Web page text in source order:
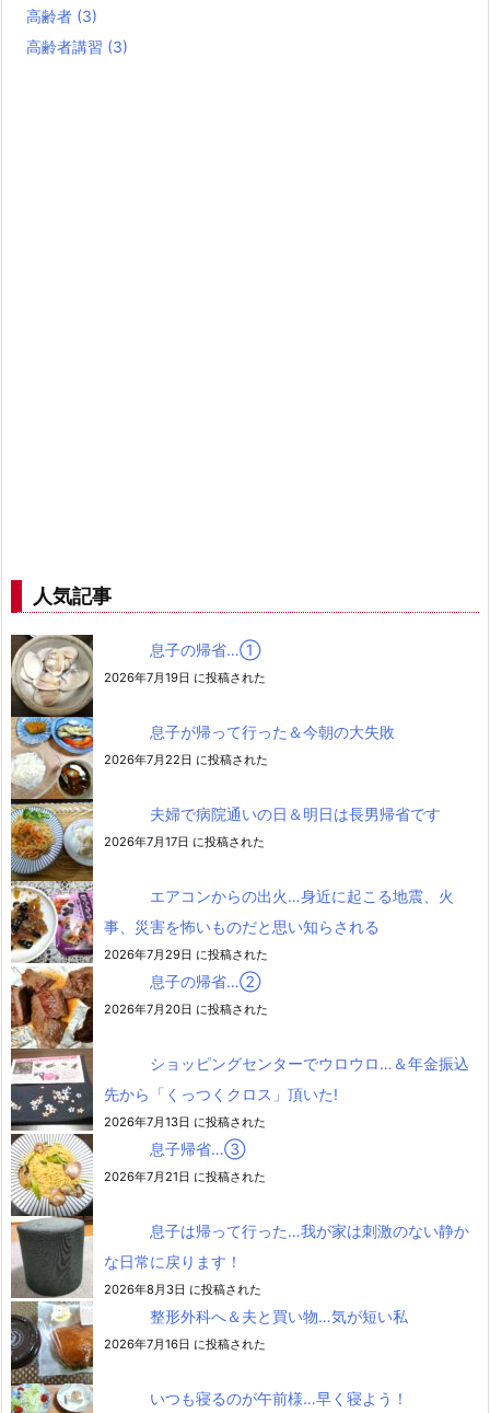
高齢者 (3)
高齢者講習 (3)
人気記事
息子の帰省…➀
2026年7月19日 に投稿された
息子が帰って行った＆今朝の大失敗
2026年7月22日 に投稿された
夫婦で病院通いの日＆明日は長男帰省です
2026年7月17日 に投稿された
エアコンからの出火…身近に起こる地震、火
事、災害を怖いものだと思い知らされる
2026年7月29日 に投稿された
息子の帰省…②
2026年7月20日 に投稿された
ショッピングセンターでウロウロ…＆年金振込
先から「くっつくクロス」頂いた!
2026年7月13日 に投稿された
息子帰省…③
2026年7月21日 に投稿された
息子は帰って行った…我が家は刺激のない静か
な日常に戻ります！
2026年8月3日 に投稿された
整形外科へ＆夫と買い物…気が短い私
2026年7月16日 に投稿された
いつも寝るのが午前様…早く寝よう！